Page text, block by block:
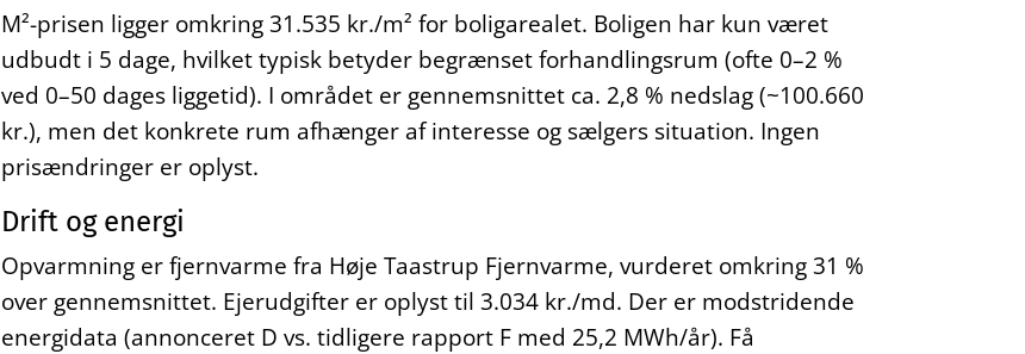
M²-prisen ligger omkring 31.535 kr./m² for boligarealet. Boligen har kun været
udbudt i 5 dage, hvilket typisk betyder begrænset forhandlingsrum (ofte 0–2 %
ved 0–50 dages liggetid). I området er gennemsnittet ca. 2,8 % nedslag (~100.660
kr.), men det konkrete rum afhænger af interesse og sælgers situation. Ingen
prisændringer er oplyst.
Drift og energi
Opvarmning er fjernvarme fra Høje Taastrup Fjernvarme, vurderet omkring 31 %
over gennemsnittet. Ejerudgifter er oplyst til 3.034 kr./md. Der er modstridende
energidata (annonceret D vs. tidligere rapport F med 25,2 MWh/år). Få